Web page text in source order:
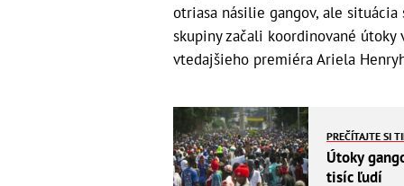
otriasa násilie gangov, ale
skupiny začali koordinované
vtedajšieho premiéra Ariela
PREČÍTAJTE SI
Útoky
tisíc ľudí